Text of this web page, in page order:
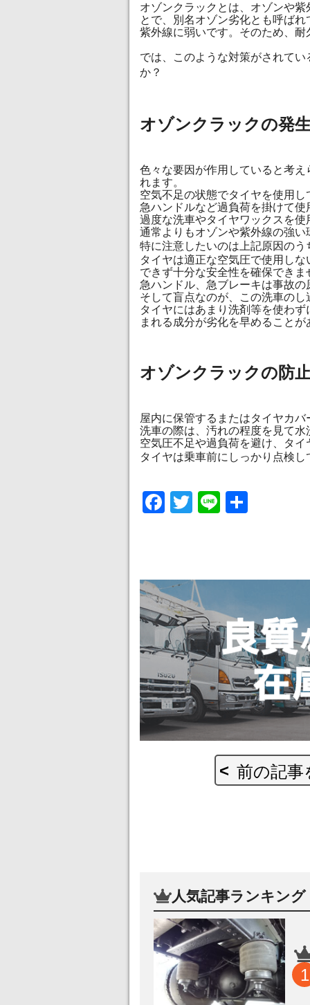
オゾンクラックとは、オゾンや
とで、別名オゾン劣化とも呼ば
紫外線に弱いです。そのため、
では、このような対策がされて
か？
オゾンクラックの発
色々な要因が作用していると考
れます。
空気不足の状態でタイヤを使用し
急ハンドルなど過負荷を掛けて使
過度な洗車やタイヤワックスを使
通常よりもオゾンや紫外線の強
特に注意したいのは上記原因のう
タイヤは適正な空気圧で使用し
できず十分な安全性を確保でき
急ハンドル、急ブレーキは事故
そして盲点なのが、この洗車の
タイヤにはあまり洗剤等を使わ
まれる成分が劣化を早めることが
オゾンクラックの防
屋内に保管するまたはタイヤカ
洗車の際は、汚れの程度を見て水
空気圧不足や過負荷を避け、タ
タイヤは乗車前にしっかり点検
Facebook
Twitter
Line
前の記事
人気記事ランキング
1